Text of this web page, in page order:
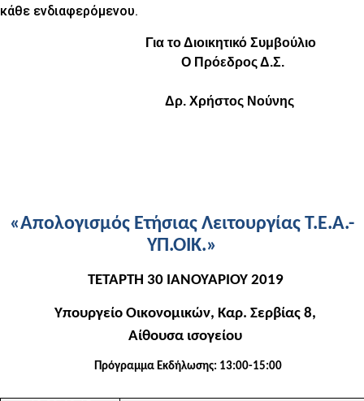
κάθε ενδιαφερόμενου.
Για το Διοικητικό Συμβούλιο
OΠρόεδρος Δ.Σ.
Δρ. Χρήστος Νούνης
«Απολογισμός Ετήσιας Λειτουργίας Τ.Ε.Α.-
ΥΠ.ΟΙΚ.»
ΤΕΤΑΡΤΗ 30 ΙΑΝΟΥΑΡΙΟΥ 2019
Υπουργείο Οικονομικών, Καρ. Σερβίας 8,
Αίθουσα ισογείου
Πρόγραμμα Εκδήλωσης: 13:00-15:00